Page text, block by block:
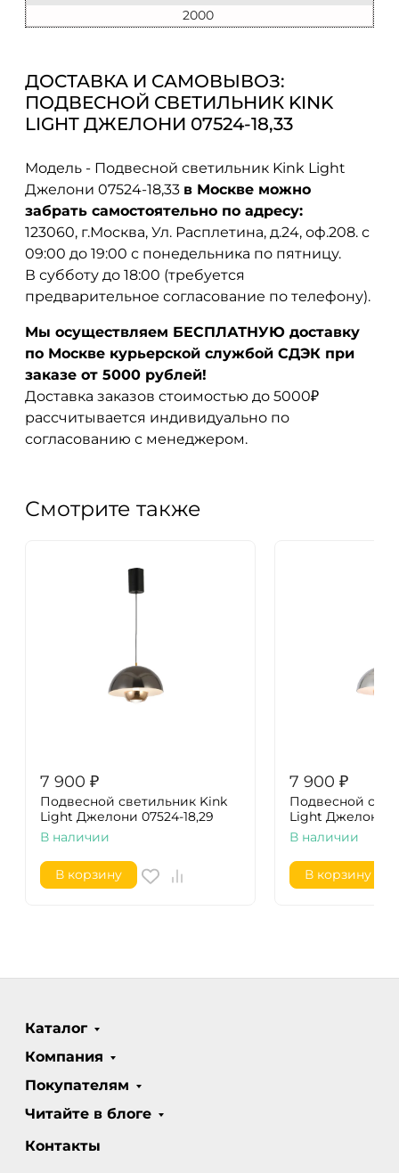
2000
ДОСТАВКА И САМОВЫВОЗ:
ПОДВЕСНОЙ СВЕТИЛЬНИК KINK
LIGHT ДЖЕЛОНИ 07524-18,33
Модель - Подвесной светильник Kink Light
Джелони 07524-18,33 в Москве можно
забрать самостоятельно по адресу:
123060, г.Москва, Ул. Расплетина, д.24, оф.208. с
09:00 до 19:00 с понедельника по пятницу.
В субботу до 18:00 (требуется
предварительное согласование по телефону).
Мы осуществляем БЕСПЛАТНУЮ доставку
по Москве курьерской службой СДЭК при
заказе от 5000 рублей!
Доставка заказов стоимостью до 5000₽
рассчитывается индивидуально по
согласованию с менеджером.
Смотрите также
7 900 ₽
Подвесной светильник Kink
Light Джелони 07524-18,29
В наличии
В корзину
7 900 ₽
Подвесной
Light Джелони
В наличии
В корзину
Каталог
Компания
Покупателям
Читайте в блоге
Контакты